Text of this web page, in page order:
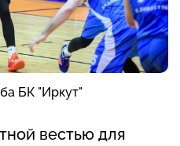
БК "Иркут"
вестью для